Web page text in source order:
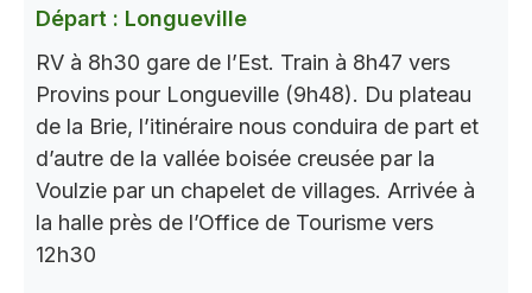
Départ : Longueville
RV à 8h30 gare de l’Est. Train à 8h47 vers
Provins pour Longueville (9h48). Du plateau
de la Brie, l’itinéraire nous conduira de part et
d’autre de la vallée boisée creusée par la
Voulzie par un chapelet de villages. Arrivée à
la halle près de l’Office de Tourisme vers
12h30